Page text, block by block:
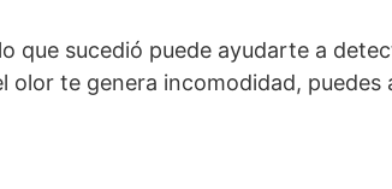
que sucedió puede ayudarte a
olor te genera incomodidad,